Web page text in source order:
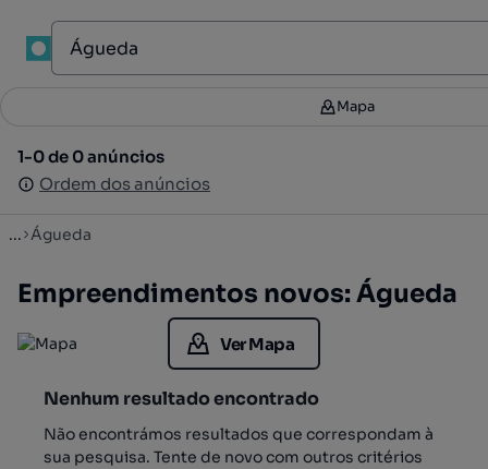
Filtros
1-0 de 0 anúncios
Ordem dos anúncios
Mapa
1-0 de 0 anúncios
Ordem dos anúncios
... Águeda
Empreendimentos novos: Águeda
Ver Mapa
Nenhum resultado encontrado
Não encontrámos resultados que correspondam à
sua pesquisa. Tente de novo com outros critérios